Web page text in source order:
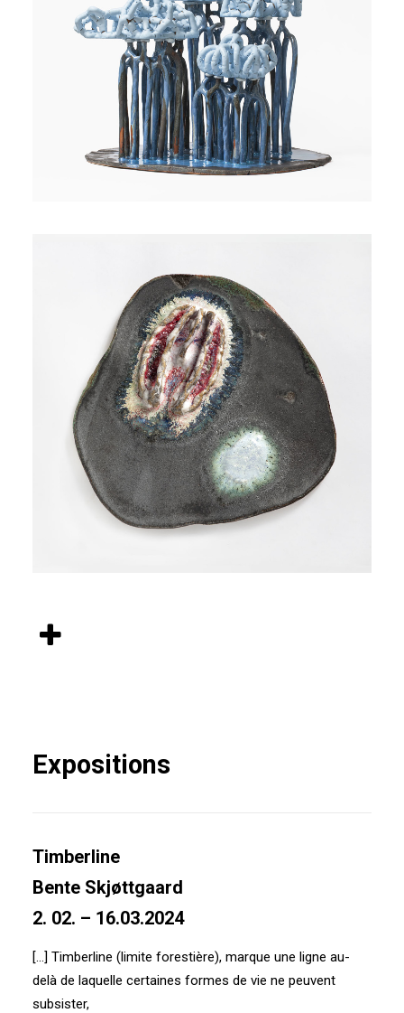
Expositions
Timberline
Bente Skjøttgaard
2. 02. – 16.03.2024
[…] Timberline (limite forestière), marque une ligne au-
delà de laquelle certaines formes de vie ne peuvent
subsister,